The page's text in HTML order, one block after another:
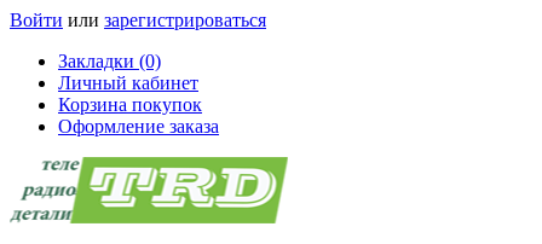
Войти или зарегистрироваться
Закладки (0)
Личный кабинет
Корзина покупок
Оформление заказа